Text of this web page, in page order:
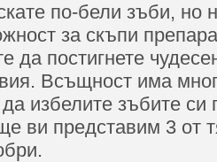
по-бели зъби, но
за скъпи
да постигнете
Всъщност има
избелите зъбите си
ви представим 3 от